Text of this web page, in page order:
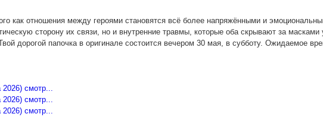
как отношения между героями становятся всё более напряжёнными и
сторону их связи, но и внутренние травмы, которые оба скрывают за масками
дорогой папочка в оригинале состоится вечером 30 мая, в субботу. Ожидаемое
2026) смотр...
2026) смотр...
2026) смотр...